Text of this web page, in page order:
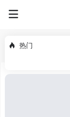
热门